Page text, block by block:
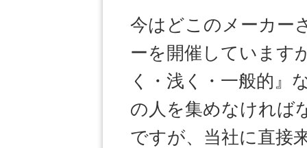
今はどこのメーカー
ーを開催しています
く・浅く・一般的』
の人を集めなければ
ですが、当社に直接